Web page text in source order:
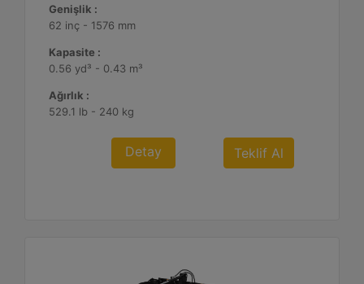
Genişlik :
62 inç - 1576 mm
Kapasite :
0.56 yd³ - 0.43 m³
Ağırlık :
529.1 lb - 240 kg
Detay Teklif Al